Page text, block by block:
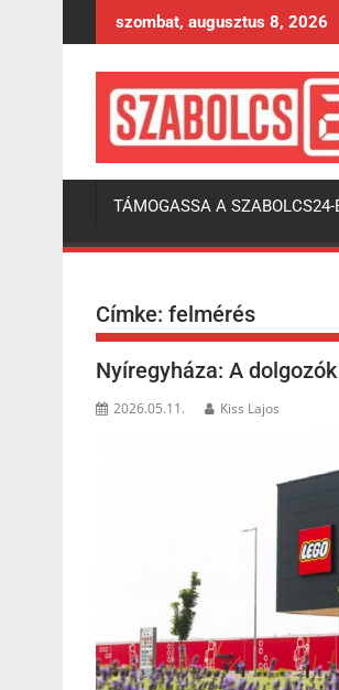
to
szombat, augusztus 8, 2026
TÁMOGASSA A SZABOLCS24-
Címke: felmérés
Nyíregyháza: A
2026.05.11. Kiss Lajos